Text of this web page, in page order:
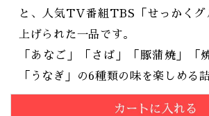
と、人気TV番組TBS「せっかくグ
上げられた一品です。
「あなご」「さば」「豚蒲焼」「
「うなぎ」の6種類の味を楽しめる